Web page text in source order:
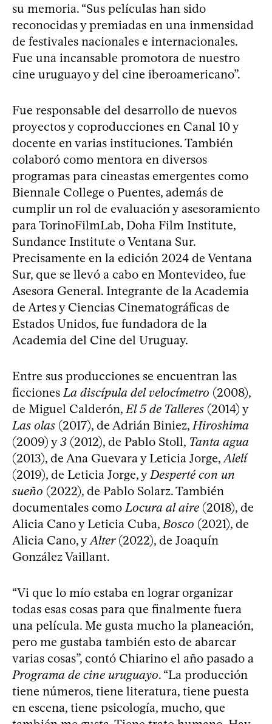
su memoria. “Sus películas han sido
reconocidas y premiadas en una inmensidad
de festivales nacionales e internacionales.
Fue una incansable promotora de nuestro
cine uruguayo y del cine iberoamericano”.
Fue responsable del desarrollo de nuevos
proyectos y coproducciones en Canal 10 y
docente en varias instituciones. También
colaboró como mentora en diversos
programas para cineastas emergentes como
Biennale College o Puentes, además de
cumplir un rol de evaluación y asesoramiento
para TorinoFilmLab, Doha Film Institute,
Sundance Institute o Ventana Sur.
Precisamente en la edición 2024 de Ventana
Sur, que se llevó a cabo en Montevideo, fue
Asesora General. Integrante de la Academia
de Artes y Ciencias Cinematográficas de
Estados Unidos, fue fundadora de la
Academia del Cine del Uruguay.
Entre sus producciones se encuentran las
ficciones La discípula del velocímetro (2008),
de Miguel Calderón, El 5 de Talleres (2014) y
Las olas (2017), de Adrián Biniez, Hiroshima
(2009) y3 (2012), de Pablo Stoll, Tanta agua
(2013), de Ana Guevara y Leticia Jorge, Alelí
(2019), de Leticia Jorge, y Desperté con un
sueño (2022), de Pablo Solarz. También
documentales como Locura al aire (2018), de
Alicia Cano y Leticia Cuba, Bosco (2021), de
Alicia Cano, y Alter(2022), de Joaquín
González Vaillant.
“Vi que lo mío estaba en lograr organizar
todas esas cosas para que finalmente fuera
una película. Me gusta mucho la planeación,
pero me gustaba también esto de abarcar
varias cosas”, contó Chiarino el año pasado a
Programa de cine uruguayo. “La producción
tiene números, tiene literatura, tiene puesta
en escena, tiene psicología, mucho, que